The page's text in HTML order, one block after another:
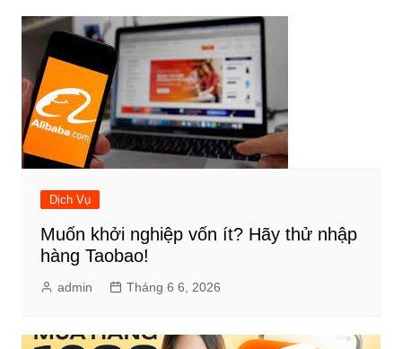
Dịch Vụ
Muốn khởi nghiệp vốn ít? Hãy thử nhập
hàng Taobao!
admin Tháng 6 6, 2026